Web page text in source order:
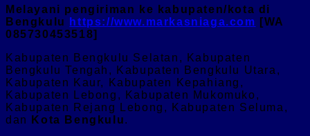
Melayani pengiriman ke kabupaten/kota di
Bengkulu
https://www.markasniaga.com [WA
085730453518]
Kabupaten Bengkulu Selatan, Kabupaten
Bengkulu Tengah, Kabupaten Bengkulu Utara,
Kabupaten Kaur, Kabupaten Kepahiang,
Kabupaten Lebong, Kabupaten Mukomuko,
Kabupaten Rejang Lebong, Kabupaten Seluma,
dan
Kota Bengkulu.